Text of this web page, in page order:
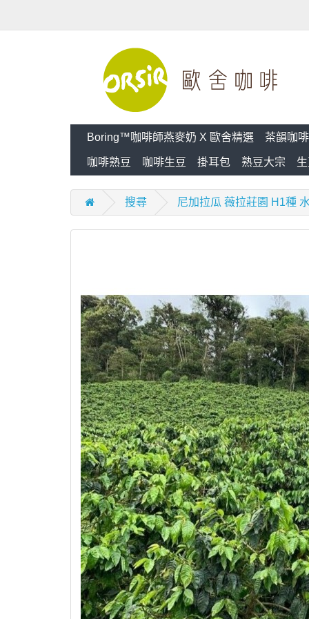
Boring™咖啡師燕麥奶 X 歐舍精選 茶韻咖啡
咖啡熟豆 咖啡生豆 掛耳包 熟豆大宗
搜尋 尼加拉瓜 薇拉莊園 H1種